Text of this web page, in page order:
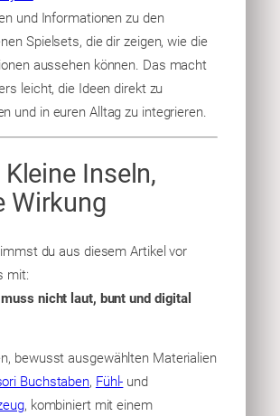
und Informationen zu den
Spielsets, die dir zeigen, wie die
aussehen können. Das macht
leicht, die Ideen direkt zu
und in euren Alltag zu integrieren.
Kleine Inseln,
Wirkung
du aus diesem Artikel vor
mit:
nicht laut, bunt und digital
bewusst ausgewählten Materialien
Buchstaben, Fühl- und
, kombiniert mit einem